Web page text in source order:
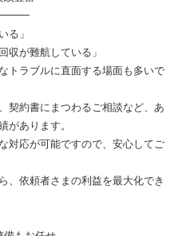
る」
収が難航している」
トラブルに直面する場面も多いで
契約書にまつわるご相談など、あ
があります。
対応が可能ですので、安心してご
、依頼者さまの利益を最大化でき